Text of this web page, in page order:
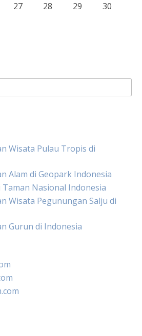
27 28 29
30
Wisata Pulau Tropis di
Alam di Geopark Indonesia
Nasional Indonesia
Wisata Pegunungan Salju di
Gurun di Indonesia